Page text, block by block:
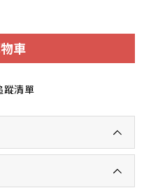
車
蹤清單